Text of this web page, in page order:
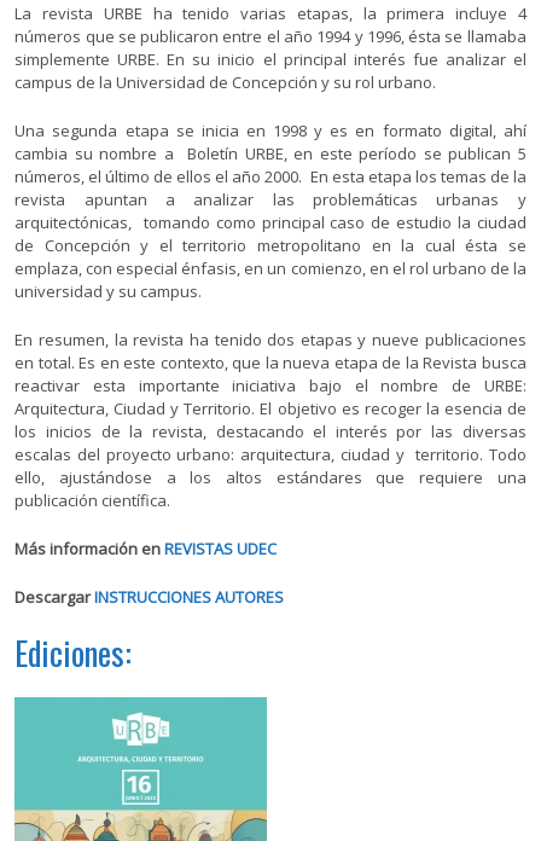
La revista URBE ha tenido varias etapas, la primera incluye 4
números que se publicaron entre el año 1994 y 1996, ésta se llamaba
simplemente URBE. En su inicio el principal interés fue analizar el
campus de la Universidad de Concepción y su rol urbano.
Una segunda etapa se inicia en 1998 y es en formato digital, ahí
cambia su nombre a Boletín URBE, en este período se publican 5
números, el último de ellos el año 2000. En esta etapa los temas de la
revista apuntan a analizar las problemáticas urbanas y
arquitectónicas, tomando como principal caso de estudio la ciudad
de Concepción y el territorio metropolitano en la cual ésta se
emplaza, con especial énfasis, en un comienzo, en el rol urbano de la
universidad y su campus.
En resumen, la revista ha tenido dos etapas y nueve publicaciones
en total. Es en este contexto, que la nueva etapa de la Revista busca
reactivar esta importante iniciativa bajo el nombre de URBE:
Arquitectura, Ciudad y Territorio. El objetivo es recoger la esencia de
los inicios de la revista, destacando el interés por las diversas
escalas del proyecto urbano: arquitectura, ciudad y territorio. Todo
ello, ajustándose a los altos estándares que requiere una
publicación científica.
Más información enREVISTAS UDEC
DescargarINSTRUCCIONES AUTORES
Ediciones: